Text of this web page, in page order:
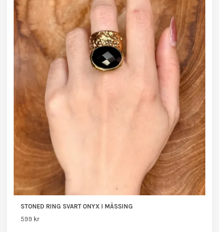
STONED RING SVART ONYX I MÄSSING
599 kr